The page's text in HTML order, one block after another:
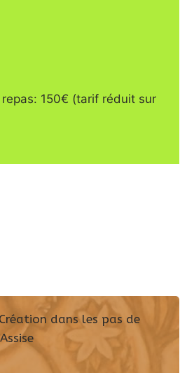
150€ (tarif réduit sur
dans les pas de